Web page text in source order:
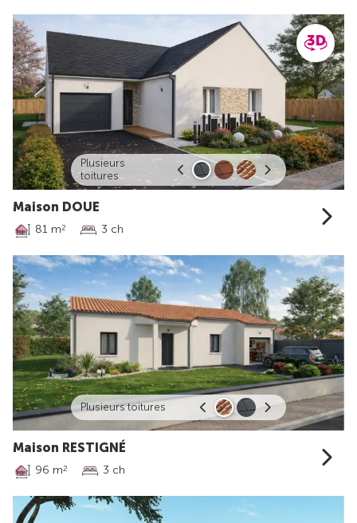
Maison DOUE
81 m2 3 ch
Plusieurs
toitures
Maison RESTIGNÉ
96 m2 3 ch
Plusieurs toitures